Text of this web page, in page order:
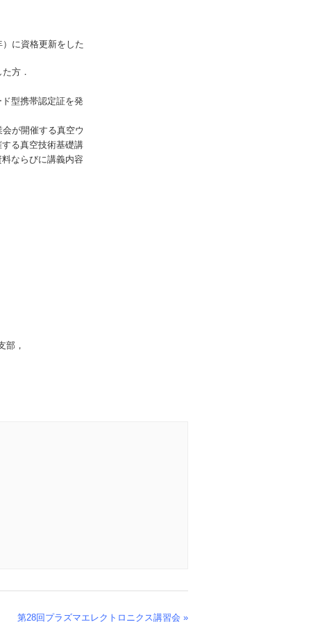
に資格更新をした
方．
型携帯認定証を発
が開催する真空ウ
る真空技術基礎講
ならびに講義内容
部，
第28回プラズマエレクトロニクス講習会 »